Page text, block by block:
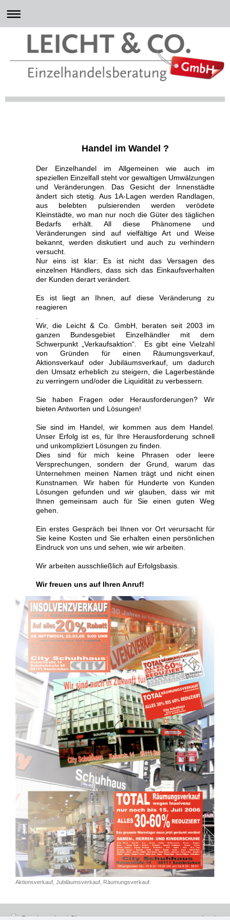
Handel im Wandel ?
Der Einzelhandel im Allgemeinen wie auch im
speziellen Einzelfall steht vor gewaltigen Umwälzungen
und Veränderungen. Das Gesicht der Innenstädte
ändert sich stetig. Aus 1A-Lagen werden Randlagen,
aus belebten pulsierenden werden verödete
Kleinstädte, wo man nur noch die Güter des täglichen
Bedarfs erhält. All diese Phänomene und
Veränderungen sind auf vielfältige Art und Weise
bekannt, werden diskutiert und auch zu verhindern
versucht.
Nur eins ist klar: Es ist nicht das Versagen des
einzelnen Händlers, dass sich das Einkaufsverhalten
der Kunden derart verändert.
Es ist liegt an Ihnen, auf diese Veränderung zu
reagieren
Wir, die Leicht & Co. GmbH, beraten seit 2003 im
ganzen Bundesgebiet Einzelhändler mit dem
Schwerpunkt „Verkaufsaktion“. Es gibt eine Vielzahl
von Gründen für einen Räumungsverkauf,
Aktionsverkauf oder Jubiläumsverkauf, um dadurch
den Umsatz erheblich zu steigern, die Lagerbestände
zu verringern und/oder die Liquidität zu verbessern.
Sie haben Fragen oder Herausforderungen? Wir
bieten Antworten und Lösungen!
Sie sind im Handel, wir kommen aus dem Handel.
Unser Erfolg ist es, für Ihre Herausforderung schnell
und unkompliziert Lösungen zu finden.
Dies sind für mich keine Phrasen oder leere
Versprechungen, sondern der Grund, warum das
Unternehmen meinen Namen trägt und nicht einen
Kunstnamen. Wir haben für Hunderte von Kunden
Lösungen gefunden und wir glauben, dass wir mit
Ihnen gemeinsam auch für Sie einen guten Weg
gehen.
Ein erstes Gespräch bei Ihnen vor Ort verursacht für
Sie keine Kosten und Sie erhalten einen persönlichen
Eindruck von uns und sehen, wie wir arbeiten.
Wir arbeiten ausschließlich auf Erfolgsbasis.
Wir freuen uns auf Ihren Anruf!
Aktionsverkauf, Jubiläumsverkauf, Räumungsverkauf.